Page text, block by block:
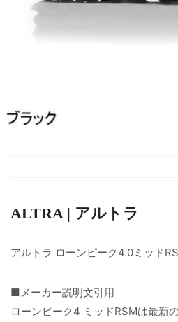
ALTRA | アルトラ
アルトラ ローンピーク4.0ミッド
■メーカー説明文引用
ローンピーク4 ミッドRSMは最新